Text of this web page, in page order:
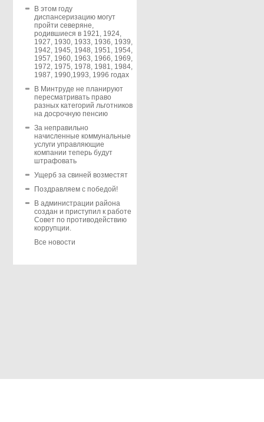
В этом году
диспансеризацию могут
пройти северяне,
родившиеся в 1921, 1924,
1927, 1930, 1933, 1936, 1939,
1942, 1945, 1948, 1951, 1954,
1957, 1960, 1963, 1966, 1969,
1972, 1975, 1978, 1981, 1984,
1987, 1990,1993, 1996 годах
В Минтруде не планируют
пересматривать право
разных категорий льготников
на досрочную пенсию
За неправильно
начисленные коммунальные
услуги управляющие
компании теперь будут
штрафовать
Ущерб за свиней возместят
Поздравляем с победой!
В администрации района
создан и приступил к работе
Совет по противодействию
коррупции.
Все новости